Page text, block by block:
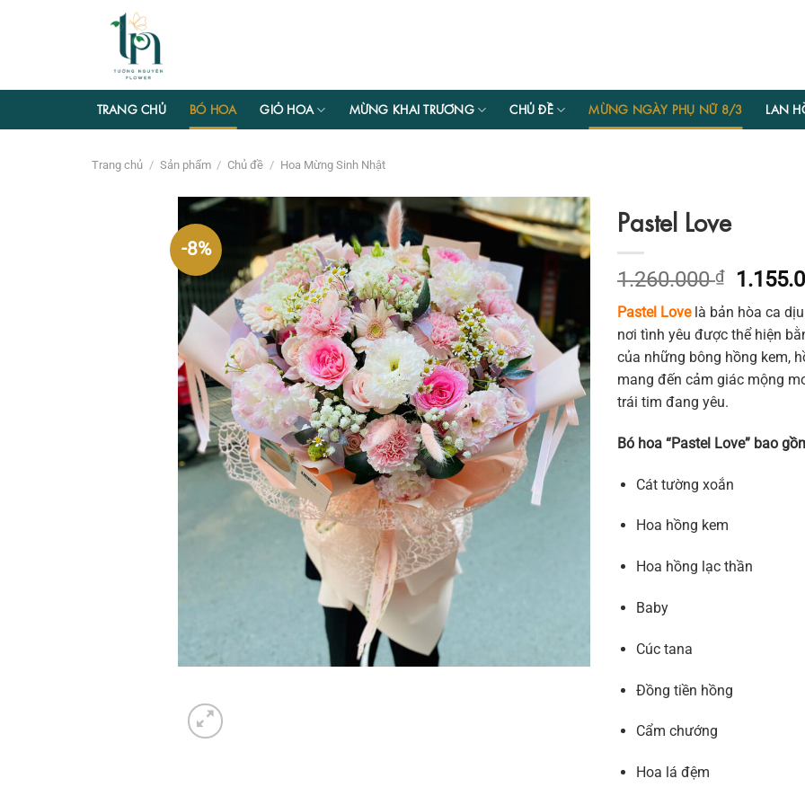
TRANG CHỦ
BÓ HOA GIỎ HOA MỪNG KHAI TRƯƠNG CHỦ ĐỀ MỪNG NGÀY PHỤ NỮ 8/3 LAN
Trang chủ / Sản phẩm / Chủ đề / Hoa Mừng Sinh Nhật
-8%
Pastel Love
1.260.000₫
Giá
gốc
là:
Pastel Lovelà bản hòa ca
nơi tình yêu được thể hiện
của những bông hồng kem,
mang đến cảm giác mộng
trái tim đang yêu.
Bó hoa “Pastel Love” bao
Cát tường xoắn
Hoa hồng kem
Hoa hồng lạc thần
Baby
Cúc tana
Đồng tiền hồng
Cẩm chướng
Hoa lá đệm